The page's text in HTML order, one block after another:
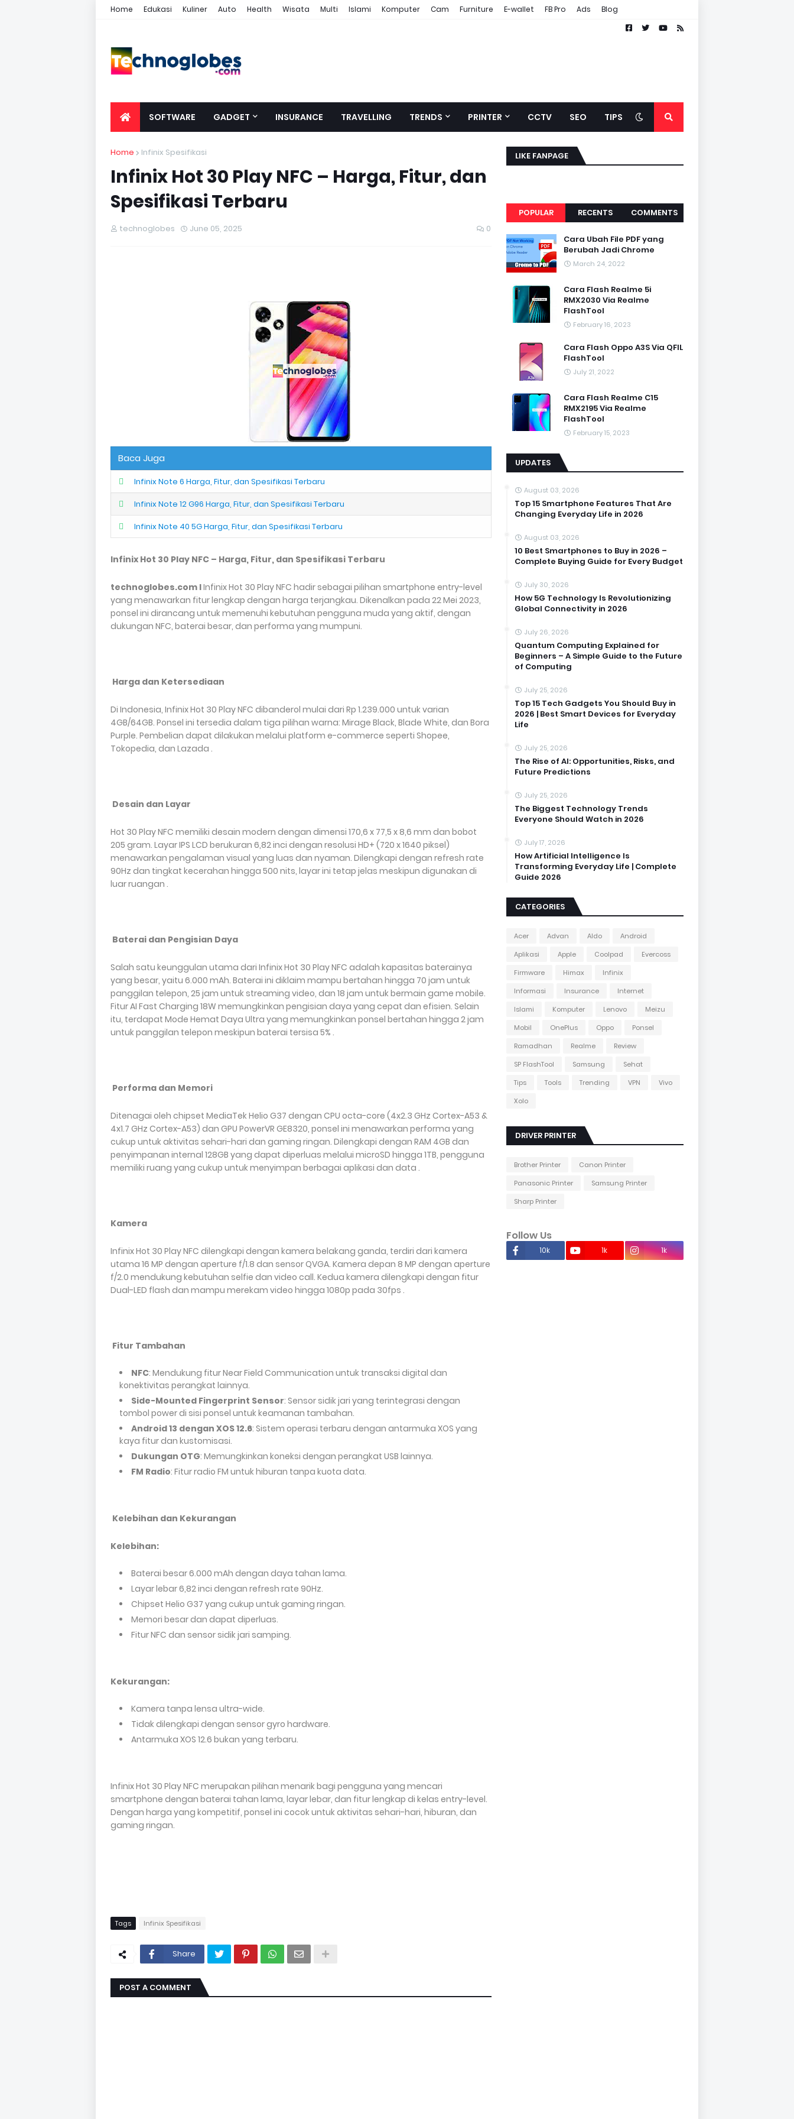
Home Edukasi Kuliner Auto Health Wisata Multi Islami Komputer Cam Furniture E-wallet FB Pro Ads Blog
SOFTWARE GADGET INSURANCE TRAVELLING TRENDS PRINTER CCTV SEO TIPS
Home Infinix Spesifikasi
Infinix Hot 30 Play NFC – Harga, Fitur, dan
Spesifikasi Terbaru
technoglobes June 05, 2025 0
Baca Juga
Infinix Note 6 Harga, Fitur, dan Spesifikasi Terbaru
Infinix Note 12 G96 Harga, Fitur, dan Spesifikasi Terbaru
Infinix Note 40 5G Harga, Fitur, dan Spesifikasi Terbaru
Infinix Hot 30 Play NFC – Harga, Fitur, dan Spesifikasi Terbaru
technoglobes.com IInfinix Hot 30 Play NFC hadir sebagai pilihan smartphone entry-level
yang menawarkan fitur lengkap dengan harga terjangkau. Dikenalkan pada 22 Mei 2023,
ponsel ini dirancang untuk memenuhi kebutuhan pengguna muda yang aktif, dengan
dukungan NFC, baterai besar, dan performa yang mumpuni.
Harga dan Ketersediaan
Di Indonesia, Infinix Hot 30 Play NFC dibanderol mulai dari Rp 1.239.000 untuk varian
4GB/64GB. Ponsel ini tersedia dalam tiga pilihan warna: Mirage Black, Blade White, dan Bora
Purple. Pembelian dapat dilakukan melalui platform e-commerce seperti Shopee,
Tokopedia, dan Lazada .
Desain dan Layar
Hot 30 Play NFC memiliki desain modern dengan dimensi 170,6 x 77,5 x 8,6 mm dan bobot
205 gram. Layar IPS LCD berukuran 6,82 inci dengan resolusi HD+ (720 x 1640 piksel)
menawarkan pengalaman visual yang luas dan nyaman. Dilengkapi dengan refresh rate
90Hz dan tingkat kecerahan hingga 500 nits, layar ini tetap jelas meskipun digunakan di
luar ruangan .
Baterai dan Pengisian Daya
Salah satu keunggulan utama dari Infinix Hot 30 Play NFC adalah kapasitas baterainya
yang besar, yaitu 6.000 mAh. Baterai ini diklaim mampu bertahan hingga 70 jam untuk
panggilan telepon, 25 jam untuk streaming video, dan 18 jam untuk bermain game mobile.
Fitur AI Fast Charging 18W memungkinkan pengisian daya yang cepat dan efisien. Selain
itu, terdapat Mode Hemat Daya Ultra yang memungkinkan ponsel bertahan hingga 2 jam
untuk panggilan telepon meskipun baterai tersisa 5% .
Performa dan Memori
Ditenagai oleh chipset MediaTek Helio G37 dengan CPU octa-core (4x2.3 GHz Cortex-A53 &
4x1.7 GHz Cortex-A53) dan GPU PowerVR GE8320, ponsel ini menawarkan performa yang
cukup untuk aktivitas sehari-hari dan gaming ringan. Dilengkapi dengan RAM 4GB dan
penyimpanan internal 128GB yang dapat diperluas melalui microSD hingga 1TB, pengguna
memiliki ruang yang cukup untuk menyimpan berbagai aplikasi dan data .
Kamera
Infinix Hot 30 Play NFC dilengkapi dengan kamera belakang ganda, terdiri dari kamera
utama 16 MP dengan aperture f/1.8 dan sensor QVGA. Kamera depan 8 MP dengan aperture
f/2.0 mendukung kebutuhan selfie dan video call. Kedua kamera dilengkapi dengan fitur
Dual-LED flash dan mampu merekam video hingga 1080p pada 30fps .
Fitur Tambahan
NFC: Mendukung fitur Near Field Communication untuk transaksi digital dan
konektivitas perangkat lainnya.
Side-Mounted Fingerprint Sensor: Sensor sidik jari yang terintegrasi dengan
tombol power di sisi ponsel untuk keamanan tambahan.
Android 13 dengan XOS 12.6: Sistem operasi terbaru dengan antarmuka XOS yang
kaya fitur dan kustomisasi.
Dukungan OTG: Memungkinkan koneksi dengan perangkat USB lainnya.
FM Radio: Fitur radio FM untuk hiburan tanpa kuota data.
Kelebihan dan Kekurangan
Kelebihan:
Baterai besar 6.000 mAh dengan daya tahan lama.
Layar lebar 6,82 inci dengan refresh rate 90Hz.
Chipset Helio G37 yang cukup untuk gaming ringan.
Memori besar dan dapat diperluas.
Fitur NFC dan sensor sidik jari samping.
Kekurangan:
Kamera tanpa lensa ultra-wide.
Tidak dilengkapi dengan sensor gyro hardware.
Antarmuka XOS 12.6 bukan yang terbaru.
Infinix Hot 30 Play NFC merupakan pilihan menarik bagi pengguna yang mencari
smartphone dengan baterai tahan lama, layar lebar, dan fitur lengkap di kelas entry-level.
Dengan harga yang kompetitif, ponsel ini cocok untuk aktivitas sehari-hari, hiburan, dan
gaming ringan.
Tags Infinix Spesifikasi
Share
POST A COMMENT
LIKE FANPAGE
POPULAR RECENTS COMMENTS
Cara Ubah File PDF yang
Berubah Jadi Chrome
March 24, 2022
Cara Flash Realme 5i
RMX2030 Via Realme
FlashTool
February 16, 2023
Cara Flash Oppo A3S Via QFIL
FlashTool
July 21, 2022
Cara Flash Realme C15
RMX2195 Via Realme
FlashTool
February 15, 2023
UPDATES
August 03, 2026
Top 15 Smartphone Features That Are
Changing Everyday Life in 2026
August 03, 2026
10 Best Smartphones to Buy in 2026 –
Complete Buying Guide for Every Budget
July 30, 2026
How 5G Technology Is Revolutionizing
Global Connectivity in 2026
July 26, 2026
Quantum Computing Explained for
Beginners – A Simple Guide to the Future
of Computing
July 25, 2026
Top 15 Tech Gadgets You Should Buy in
2026 | Best Smart Devices for Everyday
Life
July 25, 2026
The Rise of AI: Opportunities, Risks, and
Future Predictions
July 25, 2026
The Biggest Technology Trends
Everyone Should Watch in 2026
July 17, 2026
How Artificial Intelligence Is
Transforming Everyday Life | Complete
Guide 2026
CATEGORIES
Acer Advan Aldo
Android
Aplikasi
Apple Coolpad
Evercoss
Firmware
Himax
Infinix
Informasi
Insurance
Internet
Islami
Komputer Lenovo
Meizu
Mobil
OnePlus Oppo
Ponsel
Ramadhan
Realme
Review
SP FlashTool
Samsung
Sehat
Tips
Tools Trending VPN
Vivo
Xolo
DRIVER PRINTER
Brother Printer
Canon Printer
Panasonic Printer
Samsung Printer
Sharp Printer
Follow Us
10k 1k 1k